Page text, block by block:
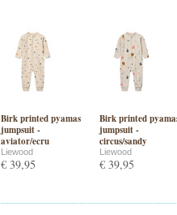
Birk printed pyamas
jumpsuit -
aviator/ecru
Liewood
€ 39,95
Birk printed
jumpsuit -
circus/sandy
Liewood
€ 39,95